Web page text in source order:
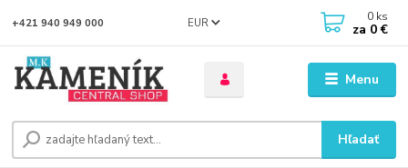
Menu
EUR
Hľadať
+421 940 949 000 0 ks
za 0 €